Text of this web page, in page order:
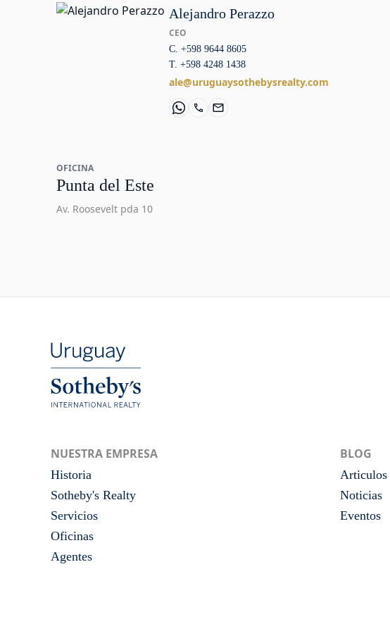
Alejandro Perazzo
CEO
C. +598 9644 8605
T. +598 4248 1438
ale@uruguaysothebysrealty.com
OFICINA
Punta del Este
Av. Roosevelt pda 10
NUESTRA EMPRESA
Historia
Sotheby's Realty
Servicios
Oficinas
Agentes
BLOG
Articulos
Noticias
Eventos